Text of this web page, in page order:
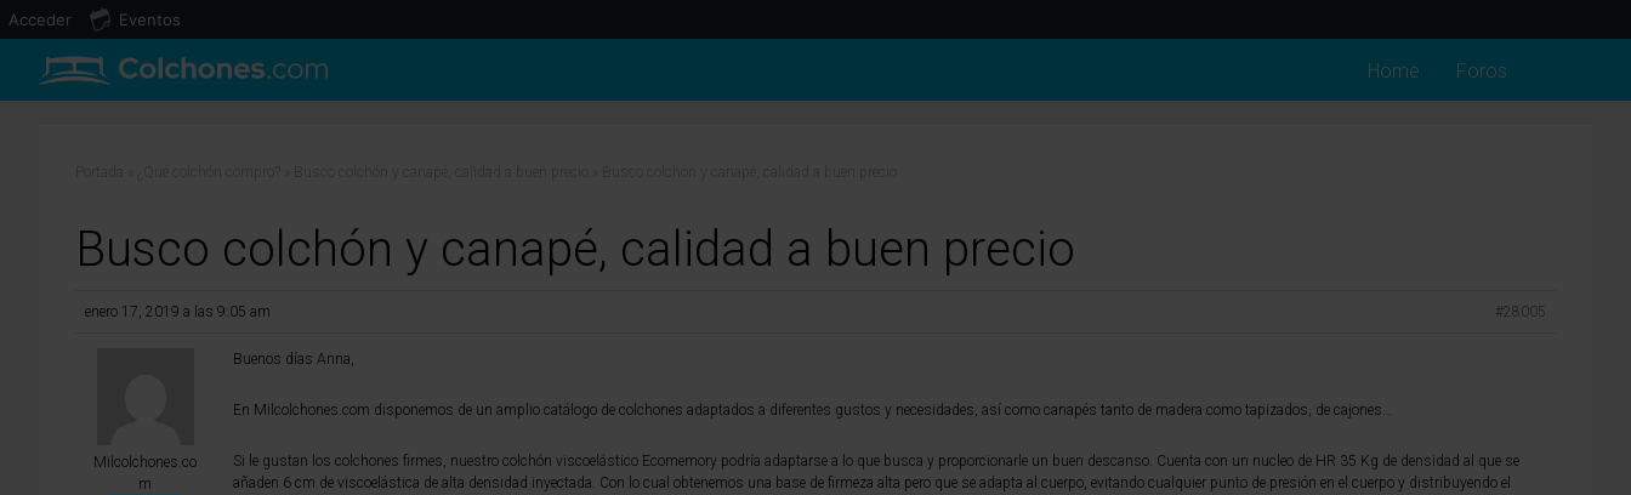
Home Foros
Busco colchón y canapé, calidad a buen precio
enero 17, 2019 a las 9:05 am #28005
Milcolchones.co
m
Buenos días Anna,
En Milcolchones.com disponemos de un amplio catálogo de colchones adaptados a diferentes gustos y necesidades, así como canapés tanto de madera como tapizados, de cajones…
Si le gustan los colchones firmes, nuestro colchón viscoelástico Ecomemory podría adaptarse a lo que busca y proporcionarle un buen descanso. Cuenta con un nucleo de HR 35 Kg de densidad al que se
añaden 6 cm de viscoelástica de alta densidad inyectada. Con lo cual obtenemos una base de firmeza alta pero que se adapta al cuerpo, evitando cualquier punto de presión en el cuerpo y distribuyendo el
Acceder Eventos